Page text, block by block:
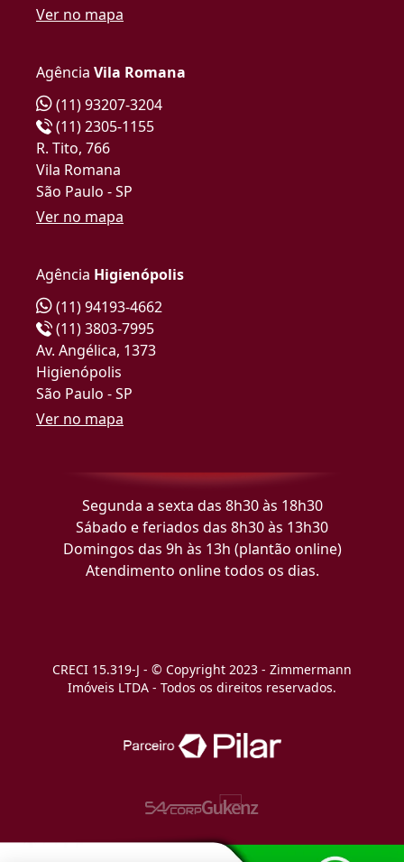
Ver no mapa
Agência Vila Romana
(11) 93207-3204
(11) 2305-1155
R. Tito, 766
Vila Romana
São Paulo - SP
Ver no mapa
Agência Higienópolis
(11) 94193-4662
(11) 3803-7995
Av. Angélica, 1373
Higienópolis
São Paulo - SP
Ver no mapa
Segunda a sexta das 8h30 às 18h30
Sábado e feriados das 8h30 às 13h30
Domingos das 9h às 13h (plantão online)
Atendimento online todos os dias.
CRECI 15.319-J - © Copyright 2023 - Zimmermann
Imóveis LTDA - Todos os direitos reservados.